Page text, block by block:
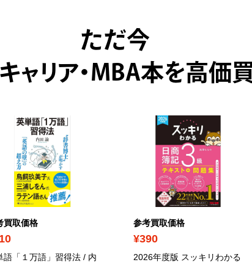
ただ今
ャリア・MBA本を高価
買取価格
語「１万語」習得法 / 内
参考買取価格
¥390
2026年度版 スッキリわかる